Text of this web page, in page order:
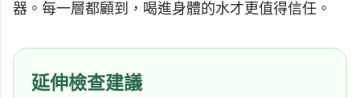
器。每一層都顧到，喝進身體的水才更值得信任。
延伸檢查建議